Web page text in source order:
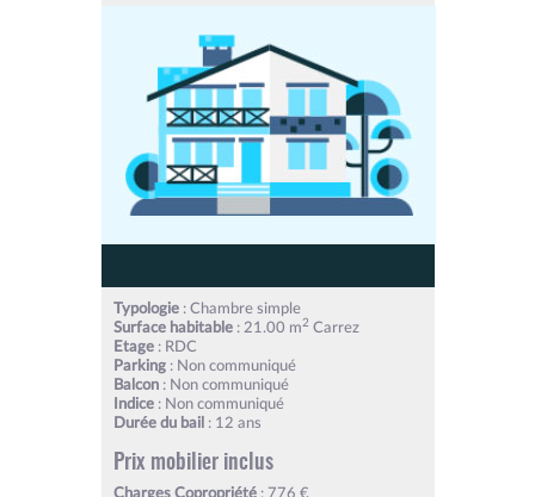
Typologie: Chambre simple
Surface habitable : 21.00 m2Carrez
Etage: RDC
Parking: Non communiqué
Balcon: Non communiqué
Indice: Non communiqué
Durée du bail : 12 ans
Prix mobilier inclus
Charges Copropriété: 776 €